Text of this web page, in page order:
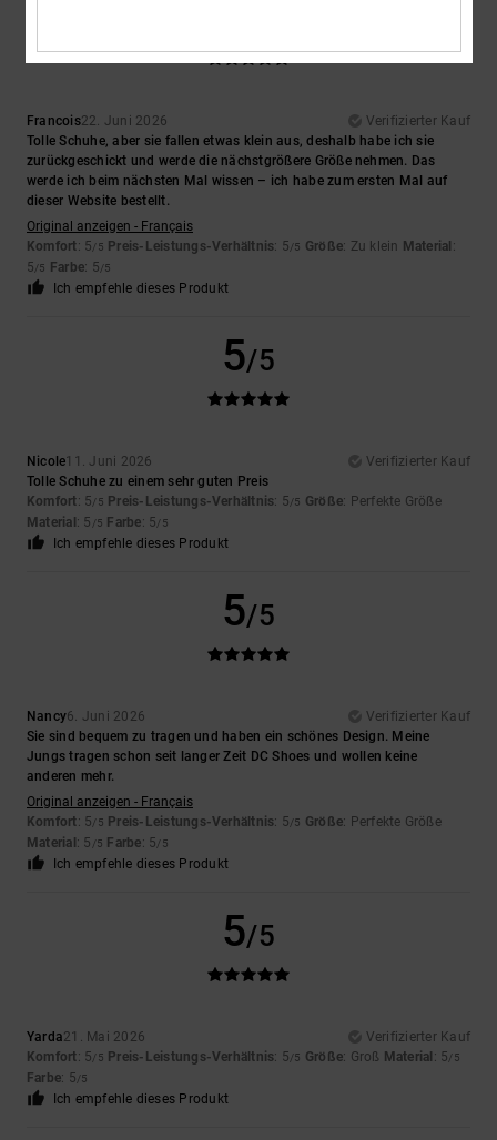
Francois22. Juni 2026
Verifizierter Kauf
Tolle Schuhe, aber sie fallen etwas klein aus, deshalb habe ich sie
zurückgeschickt und werde die nächstgrößere Größe nehmen. Das
werde ich beim nächsten Mal wissen – ich habe zum ersten Mal auf
dieser Website bestellt.
Original anzeigen - Français
Komfort: 5/5 Preis-Leistungs-Verhältnis: 5/5 Größe: Zu klein Material :
5/5 Farbe: 5/5
Ich empfehle dieses Produkt
5/5
Nicole11. Juni 2026
Verifizierter Kauf
Tolle Schuhe zu einem sehr guten Preis
Komfort: 5/5 Preis-Leistungs-Verhältnis: 5/5 Größe: Perfekte Größe
Material : 5 /5 Farbe: 5/5
Ich empfehle dieses Produkt
5/5
Nancy6. Juni 2026
Verifizierter Kauf
Sie sind bequem zu tragen und haben ein schönes Design. Meine
Jungs tragen schon seit langer Zeit DC Shoes und wollen keine
anderen mehr.
Original anzeigen - Français
Komfort: 5/5 Preis-Leistungs-Verhältnis: 5/5 Größe: Perfekte Größe
Material : 5 /5 Farbe: 5/5
Ich empfehle dieses Produkt
5/5
Yarda21. Mai 2026
Verifizierter Kauf
Komfort: 5/5 Preis-Leistungs-Verhältnis: 5/5 Größe: Groß Material : 5/5
Farbe: 5/5
Ich empfehle dieses Produkt